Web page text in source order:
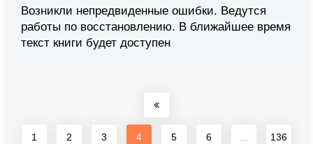
Возникли непредвиденные ошибки. Ведутся
работы по восстановлению. В ближайшее время
текст книги будет доступен
1 2 3 4 5 6 136